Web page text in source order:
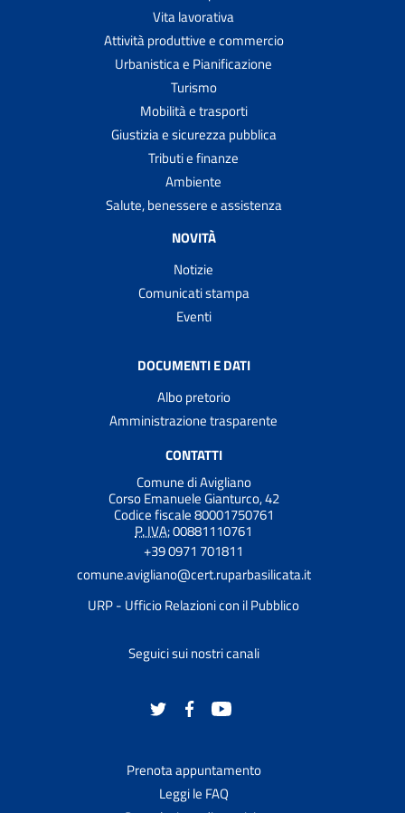
Vita lavorativa
Attività produttive e commercio
Urbanistica e Pianificazione
Turismo
Mobilità e trasporti
Giustizia e sicurezza pubblica
Tributi e finanze
Ambiente
Salute, benessere e assistenza
NOVITÀ
Notizie
Comunicati stampa
Eventi
DOCUMENTI E DATI
Albo pretorio
Amministrazione trasparente
CONTATTI
Comune di Avigliano
Corso Emanuele Gianturco, 42
Codice fiscale 80001750761
P. IVA:00881110761
+39 0971 701811
comune.avigliano@cert.ruparbasilicata.it
URP - Ufficio Relazioni con il Pubblico
Seguici sui nostri canali
Prenota appuntamento
Leggi le FAQ